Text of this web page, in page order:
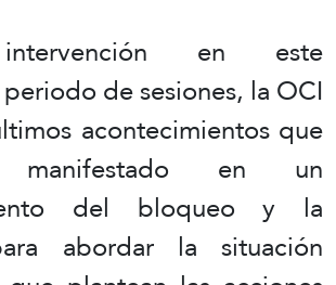
en este
de sesiones, la OCI
acontecimientos que
en un
del bloqueo y la
abordar la situación